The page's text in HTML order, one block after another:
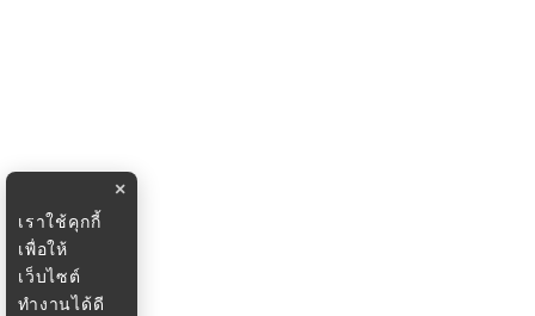
×
เราใช้คุกกี้
เพื่อให้
เว็บไซต์
ทำงานได้ดี